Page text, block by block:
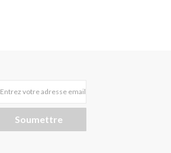
Entrez votre adresse email
Soumettre